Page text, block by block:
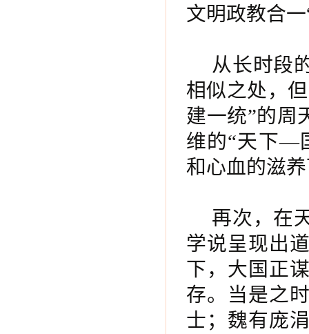
文明政教合
从长时段
相似之处，
建一统”的周
维的“天下—
和心血的滋
再次，在
学说呈现出
下，大国正
存。当是之
士；魏有庞